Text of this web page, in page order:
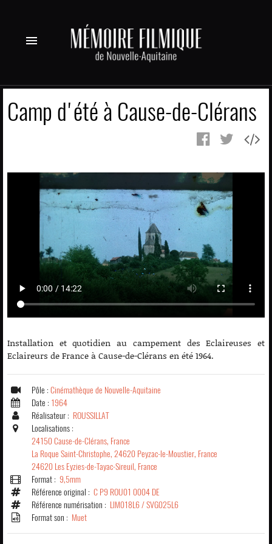
menu
Camp d'été à Cause-de-Clérans
Installation et quotidien au campement des Eclaireuses et
Eclaireurs de France à Cause-de-Clérans en été 1964.
Pôle : Cinémathèque de Nouvelle-Aquitaine
Date : 1964
Réalisateur : ROUSSILLAT
Localisations :
24150 Cause-de-Clérans, France
La Roque Saint-Christophe, 24620 Peyzac-le-Moustier, France
24620 Les Eyzies-de-Tayac-Sireuil, France
Format : 9,5mm
Référence original : C P9 ROU01 0004 DE
Référence numérisation : LIM018L6 / SVG025L6
Format son : Muet